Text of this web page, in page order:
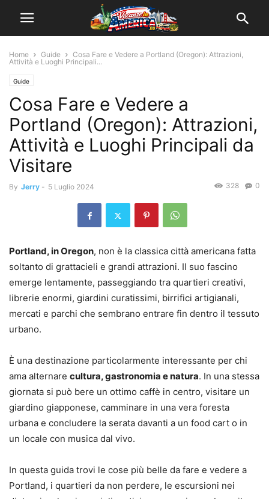
Home Guide
Cosa Fare e Vedere a Portland (Oregon): Attrazioni,
Attività e Luoghi Principali...
Guide
Cosa Fare e Vedere a
Portland (Oregon): Attrazioni,
Attività e Luoghi Principali da
Visitare
By Jerry - 5 Luglio 2024 0
328
Portland, in Oregon, non è la classica città americana fatta
soltanto di grattacieli e grandi attrazioni. Il suo fascino
emerge lentamente, passeggiando tra quartieri creativi,
librerie enormi, giardini curatissimi, birrifici artigianali,
mercati e parchi che sembrano entrare fin dentro il tessuto
urbano.
È una destinazione particolarmente interessante per chi
ama alternare cultura, gastronomia e natura. In una stessa
giornata si può bere un ottimo caffè in centro, visitare un
giardino giapponese, camminare in una vera foresta
urbana e concludere la serata davanti a un food cart o in
un locale con musica dal vivo.
In questa guida trovi le cose più belle da fare e vedere a
Portland, i quartieri da non perdere, le escursioni nei